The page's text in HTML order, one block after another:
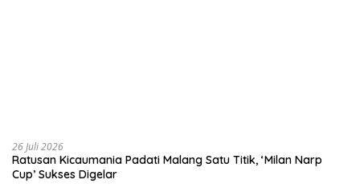
26 Juli 2026
Ratusan Kicaumania Padati Malang Satu Titik, ‘Milan Narp
Cup’ Sukses Digelar